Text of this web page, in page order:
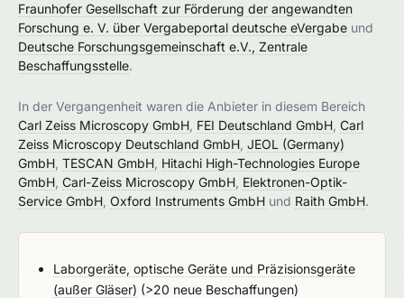
Fraunhofer Gesellschaft zur Förderung der angewandten
Forschung e. V. über Vergabeportal deutsche eVergabe und
Deutsche Forschungsgemeinschaft e.V., Zentrale
Beschaffungsstelle.
In der Vergangenheit waren die Anbieter in diesem Bereich
Carl Zeiss Microscopy GmbH FEI Deutschland GmbH Carl
Zeiss Microscopy Deutschland GmbH JEOL (Germany)
GmbH TESCAN GmbH Hitachi High-Technologies Europe
GmbH Carl-Zeiss Microscopy GmbH Elektronen-Optik-
Service GmbH Oxford Instruments GmbH und Raith GmbH.
Laborgeräte, optische Geräte und Präzisionsgeräte
(außer Gläser) (>20 neue Beschaffungen)